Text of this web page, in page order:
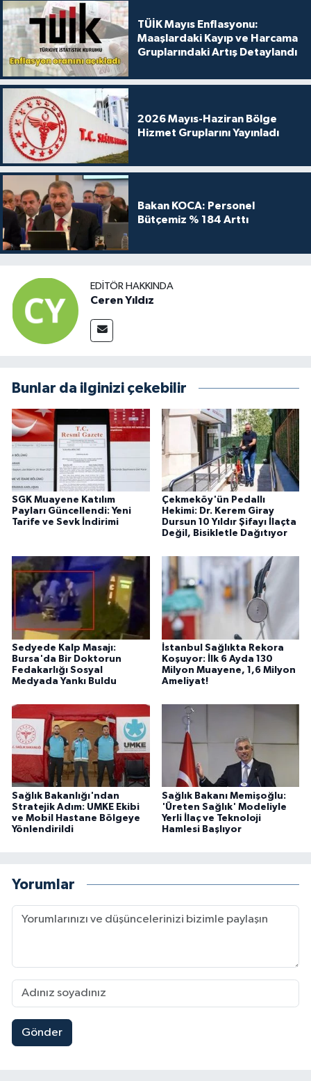
TÜİK Mayıs Enflasyonu:
Maaşlardaki Kayıp ve Harcama
Gruplarındaki Artış Detaylandı
2026 Mayıs-Haziran Bölge
Hizmet Gruplarını Yayınladı
Bakan KOCA: Personel
Bütçemiz % 184 Arttı
EDITÖR HAKKINDA
Ceren Yıldız
Bunlar da ilginizi çekebilir
SGK Muayene Katılım
Payları Güncellendi: Yeni
Tarife ve Sevk İndirimi
Çekmeköy'ün Pedallı
Hekimi: Dr. Kerem Giray
Dursun 10 Yıldır Şifayı İlaçta
Değil, Bisikletle Dağıtıyor
Sedyede Kalp Masajı:
Bursa'da Bir Doktorun
Fedakarlığı Sosyal
Medyada Yankı Buldu
İstanbul Sağlıkta Rekora
Koşuyor: İlk 6 Ayda 130
Milyon Muayene, 1,6 Milyon
Ameliyat!
Sağlık Bakanlığı'ndan
Stratejik Adım: UMKE Ekibi
ve Mobil Hastane Bölgeye
Yönlendirildi
Sağlık Bakanı Memişoğlu:
'Üreten Sağlık' Modeliyle
Yerli İlaç ve Teknoloji
Hamlesi Başlıyor
Yorumlar
Gönder